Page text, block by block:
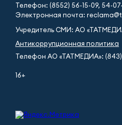
Телефон: (8552) 56-15-09, 54-
Электронная почта:
Учредитель СМИ: АО
Антикоррупционная политика
Телефон АО «ТАТМЕДИА»: (843)
16+